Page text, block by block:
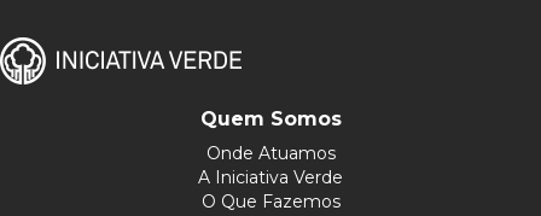
Quem Somos
Onde Atuamos
A Iniciativa Verde
O Que Fazemos